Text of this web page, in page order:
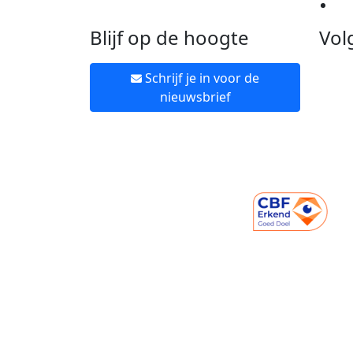
Blijf op de hoogte
Schrijf je in voor de
nieuwsbrief